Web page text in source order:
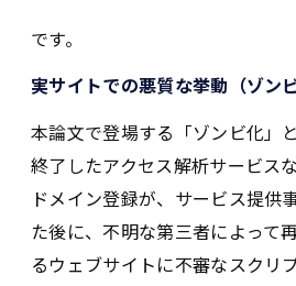
です。
実サイトでの悪質な挙動（ゾン
本論文で登場する「ゾンビ化」
終了したアクセス解析サービス
ドメイン登録が、サービス提供
た後に、不明な第三者によって
るウェブサイトに不審なスクリ